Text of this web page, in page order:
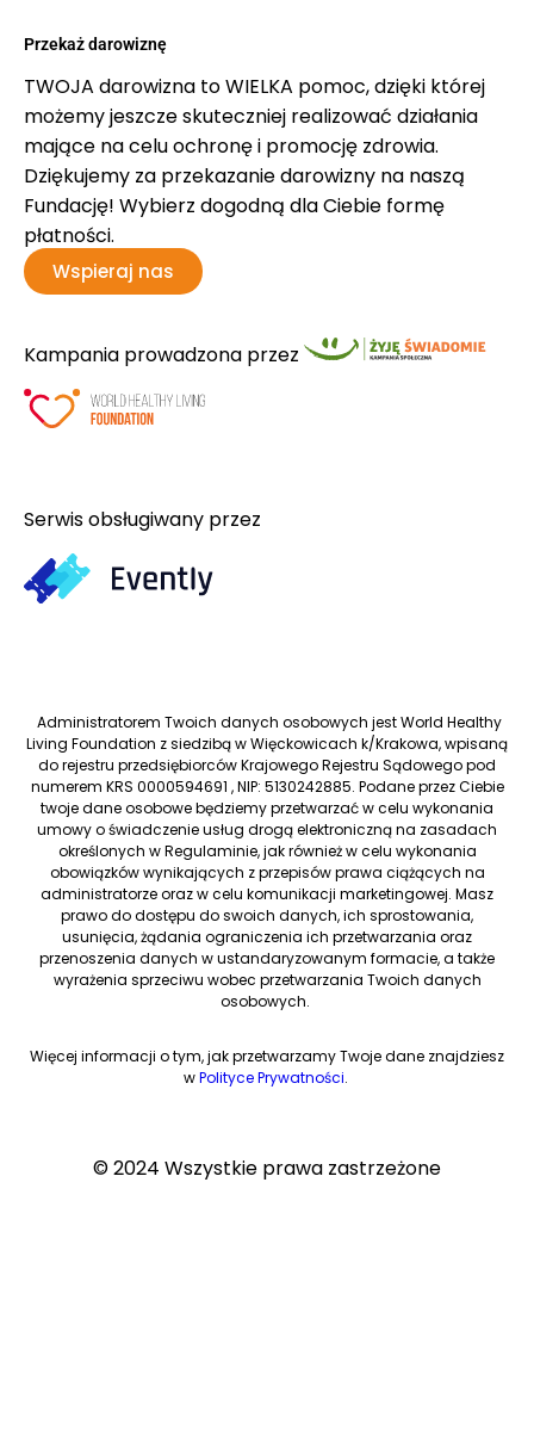
Przekaż darowiznę
TWOJA darowizna to WIELKA pomoc, dzięki której
możemy jeszcze skuteczniej realizować działania
mające na celu ochronę i promocję zdrowia.
Dziękujemy za przekazanie darowizny na naszą
Fundację! Wybierz dogodną dla Ciebie formę
płatności.
Wspieraj nas
Kampania prowadzona przez
Serwis obsługiwany przez
Administratorem Twoich danych osobowych jest World Healthy
Living Foundation z siedzibą w Więckowicach k/Krakowa, wpisaną
do rejestru przedsiębiorców Krajowego Rejestru Sądowego pod
numerem KRS 0000594691 , NIP: 5130242885. Podane przez Ciebie
twoje dane osobowe będziemy przetwarzać w celu wykonania
umowy o świadczenie usług drogą elektroniczną na zasadach
określonych w Regulaminie, jak również w celu wykonania
obowiązków wynikających z przepisów prawa ciążących na
administratorze oraz w celu komunikacji marketingowej. Masz
prawo do dostępu do swoich danych, ich sprostowania,
usunięcia, żądania ograniczenia ich przetwarzania oraz
przenoszenia danych w ustandaryzowanym formacie, a także
wyrażenia sprzeciwu wobec przetwarzania Twoich danych
osobowych.
Więcej informacji o tym, jak przetwarzamy Twoje dane znajdziesz
wPolityce Prywatności.
© 2024 Wszystkie prawa zastrzeżone